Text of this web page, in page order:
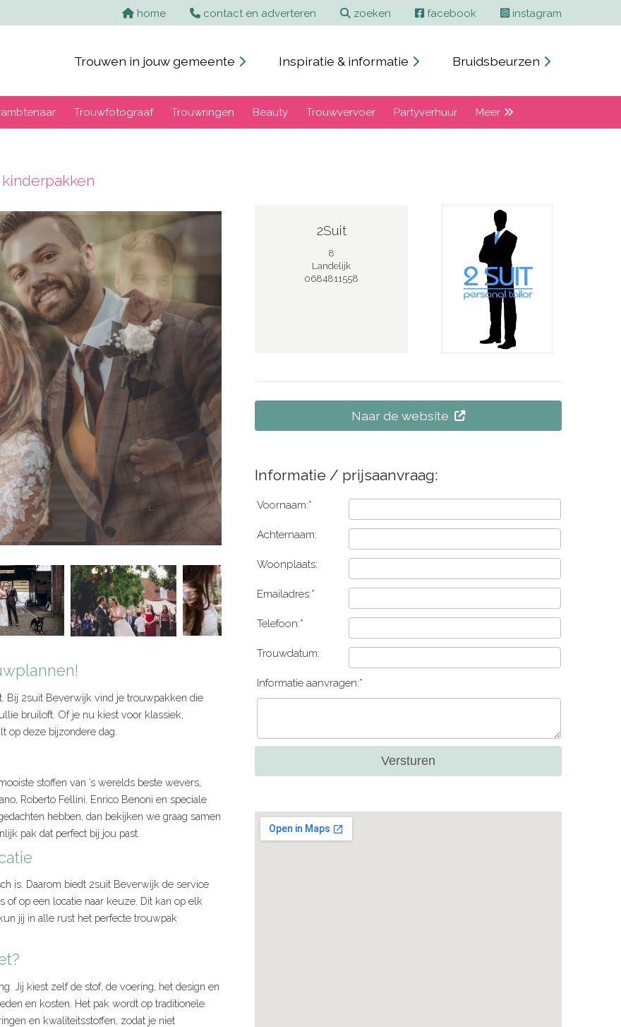
homeHome contact en adverteren Contact en adverteren
zoeken Zoekenfacebook instagram
Trouwen in jouw gemeente Inspiratie & informatie Bruidsbeurzen
Trouwfotograaf Trouwringen Beauty Trouwvervoer Partyverhuur Meer
Bij 2suit Beverwijk vind je trouwpakken die
bruiloft. Of je nu kiest voor klassiek,
op deze bijzondere dag.
stoffen van ’s werelds beste wevers,
Roberto Fellini, Enrico Benoni en speciale
hebben, dan bekijken we graag samen
pak dat perfect bij jou past.
is. Daarom biedt 2suit Beverwijk de service
op een locatie naar keuze. Dit kan op elk
jij in alle rust het perfecte trouwpak
Jij kiest zelf de stof, de voering, het design en
en kosten. Het pak wordt op traditionele
en kwaliteitsstoffen, zodat je niet
2Suit
8
Landelijk
0684811558
Naar de website
Informatie / prijsaanvraag:
Voornaam:*
Achternaam:
Woonplaats:
Emailadres:*
Telefoon:*
Trouwdatum:
Informatie aanvragen:*